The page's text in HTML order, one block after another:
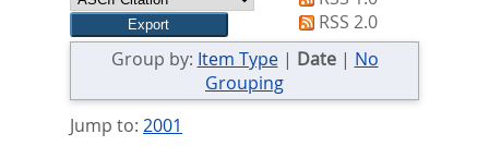
RSS 2.0
Group by: Item Type| Date| No
Grouping
Jump to: 2001